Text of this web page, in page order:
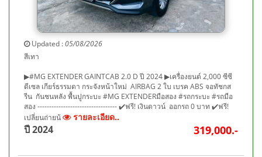
Updated :05/08/2026
สีเทา
▶#MG EXTENDER GAINTCAB 2.0 D ปี 2024 ▶เครื่องยนต์ 2,000 ซีซี
ดีเซล เกียร์ธรรมดา กระจังหน้าใหม่ AIRBAG 2 ใบ เบรค ABS จอทัชกส
รีน กันชนหลัง พื้นปูกระบะ #MG EXTENDERมือสอง #รถกระบะ #รถมือ
สอง ---------------------------------- ✔️ฟรี! เงินดาวน์ ออกรถ 0 บาท ✔️ฟรี!
เปลี่ยนถ่ายน้
รายละเอียด..
ปี 2024 319,000.-